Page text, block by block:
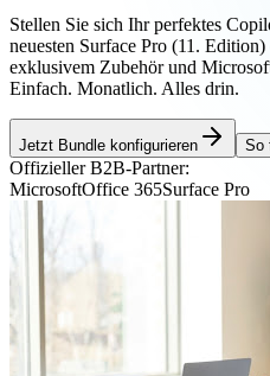
Stellen Sie sich Ihr perfektes
neuesten Surface Pro (11.
exklusivem Zubehör und
Einfach. Monatlich. Alles drin.
Jetzt Bundle konfigurieren So
Offizieller B2B-Partner:
MicrosoftOffice 365Surface Pro